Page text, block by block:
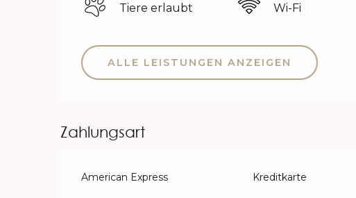
Tiere erlaubt Wi-Fi
ALLE LEISTUNGEN ANZEIGEN
Zahlungsart
American Express Kreditkarte